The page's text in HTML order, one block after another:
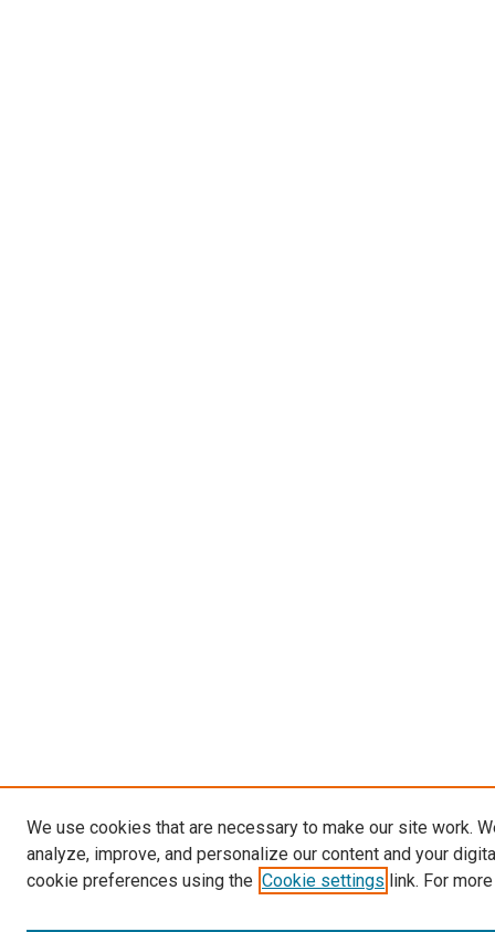
We use cookies that are necessary to make our site work.
analyze, improve, and personalize our content and your
cookie preferences using the Cookie settings link. For